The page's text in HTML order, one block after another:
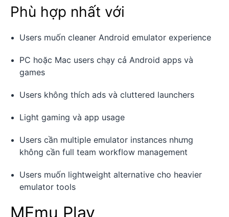
Phù hợp nhất với
Users muốn cleaner Android emulator experience
PC hoặc Mac users chạy cả Android apps và
games
Users không thích ads và cluttered launchers
Light gaming và app usage
Users cần multiple emulator instances nhưng
không cần full team workflow management
Users muốn lightweight alternative cho heavier
emulator tools
MEmu Play